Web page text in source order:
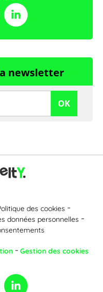
newsletter
OK
des cookies
données personnelles
Gestion des cookies